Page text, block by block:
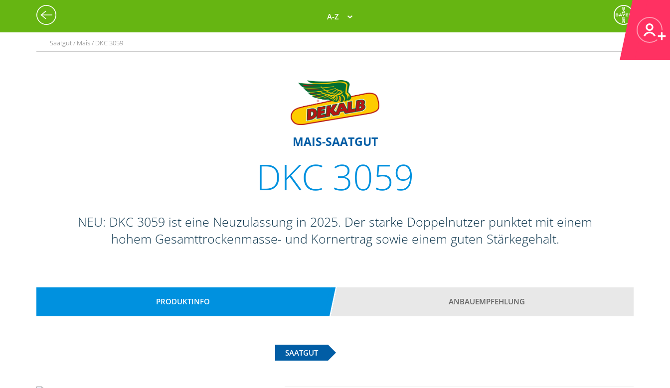
A-Z
Saatgut / Mais / DKC 3059
MAIS-SAATGUT
DKC 3059
NEU: DKC 3059 ist eine Neuzulassung in 2025. Der starke Doppelnutzer punktet mit einem
hohem Gesamttrockenmasse- und Kornertrag sowie einem guten Stärkegehalt.
PRODUKTINFO ANBAUEMPFEHLUNG
SAATGUT